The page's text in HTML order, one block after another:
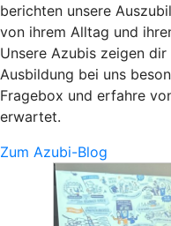
berichten unsere
von ihrem Alltag und
Unsere Azubis zeigen
Ausbildung bei uns
Fragebox und erfahre
erwartet.
Zum Azubi-Blog